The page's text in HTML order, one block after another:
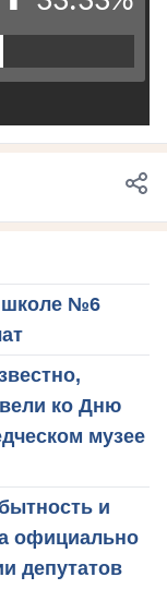
школе №6
ко Дню
музее
и
официально
депутатов